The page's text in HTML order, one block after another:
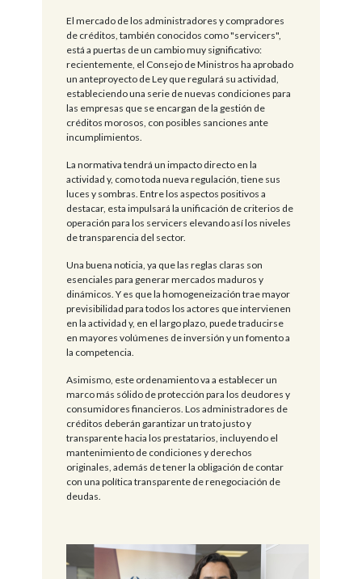
El mercado de los administradores y compradores
de créditos, también conocidos como "servicers",
está a puertas de un cambio muy significativo:
recientemente, el Consejo de Ministros ha aprobado
un anteproyecto de Ley que regulará su actividad,
estableciendo una serie de nuevas condiciones para
las empresas que se encargan de la gestión de
créditos morosos, con posibles sanciones ante
incumplimientos.
La normativa tendrá un impacto directo en la
actividad y, como toda nueva regulación, tiene sus
luces y sombras. Entre los aspectos positivos a
destacar, esta impulsará la unificación de criterios de
operación para los servicers elevando así los niveles
de transparencia del sector.
Una buena noticia, ya que las reglas claras son
esenciales para generar mercados maduros y
dinámicos. Y es que la homogeneización trae mayor
previsibilidad para todos los actores que intervienen
en la actividad y, en el largo plazo, puede traducirse
en mayores volúmenes de inversión y un fomento a
la competencia.
Asimismo, este ordenamiento va a establecer un
marco más sólido de protección para los deudores y
consumidores financieros. Los administradores de
créditos deberán garantizar un trato justo y
transparente hacia los prestatarios, incluyendo el
mantenimiento de condiciones y derechos
originales, además de tener la obligación de contar
con una política transparente de renegociación de
deudas.